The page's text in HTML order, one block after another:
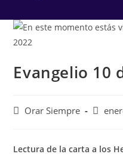
Evangelio 10
Autor
entrada:
Orar Siempre
Lectura de la carta a los